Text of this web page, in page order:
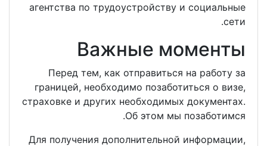
агентства по трудоустройству
Важные
Перед тем, как
границей, необходимо
страховке и других
Об этом мы
Для получения